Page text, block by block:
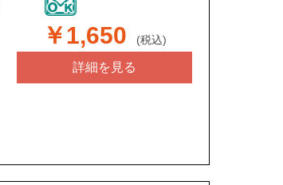
￥1,650 (税込)
詳細を見る